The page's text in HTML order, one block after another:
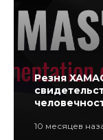
Резня
10 месяцев